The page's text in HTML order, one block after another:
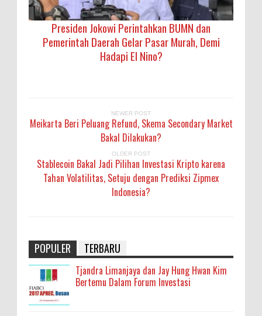
Presiden Jokowi Perintahkan BUMN dan
Pemerintah Daerah Gelar Pasar Murah, Demi
Hadapi El Nino?
NEWER POST
Meikarta Beri Peluang Refund, Skema Secondary Market
Bakal Dilakukan?
OLDER POST
Stablecoin Bakal Jadi Pilihan Investasi Kripto karena
Tahan Volatilitas, Setuju dengan Prediksi Zipmex
Indonesia?
POPULER TERBARU
Tjandra Limanjaya dan Jay Hung Hwan Kim
Bertemu Dalam Forum Investasi